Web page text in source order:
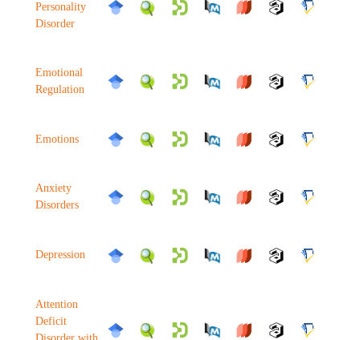
Personality
Disorder
Emotional
Regulation
Emotions
Anxiety
Disorders
Depression
Attention
Deficit